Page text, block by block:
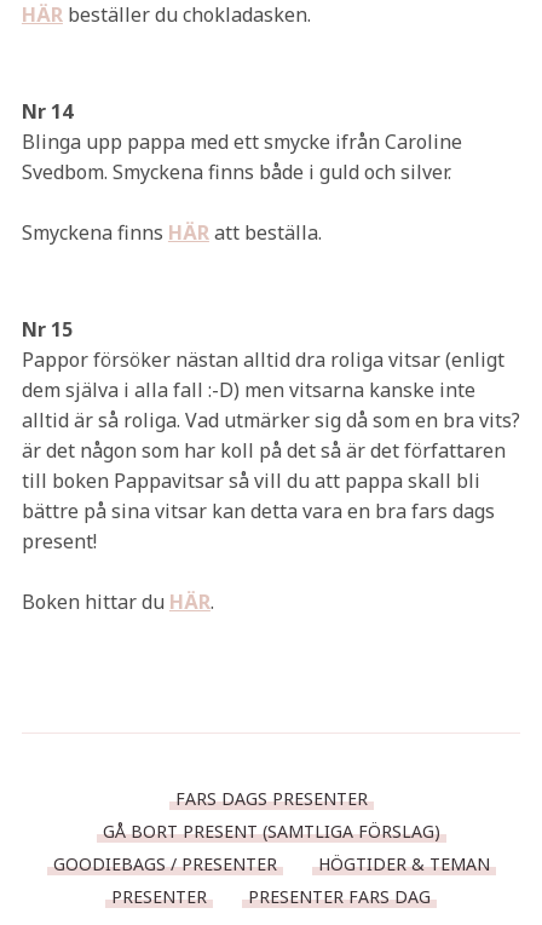
HÄRbeställer du chokladasken.
Nr 14
Blinga upp pappa med ett smycke ifrån Caroline
Svedbom. Smyckena finns både i guld och silver.
Smyckena finns HÄRatt beställa.
Nr 15
Pappor försöker nästan alltid dra roliga vitsar (enligt
dem själva i alla fall :-D) men vitsarna kanske inte
alltid är så roliga. Vad utmärker sig då som en bra vits?
är det någon som har koll på det så är det författaren
till boken Pappavitsar så vill du att pappa skall bli
bättre på sina vitsar kan detta vara en bra fars dags
present!
Boken hittar du HÄR.
FARS DAGS PRESENTER
GÅ BORT PRESENT (SAMTLIGA FÖRSLAG)
GOODIEBAGS / PRESENTER
HÖGTIDER & TEMAN
PRESENTER
PRESENTER FARS DAG